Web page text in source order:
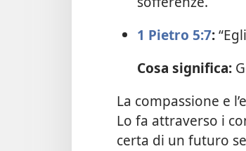
1 Pietro 5:7:
Cosa significa:
La compassione e
Lo fa attraverso i
certa di un futuro